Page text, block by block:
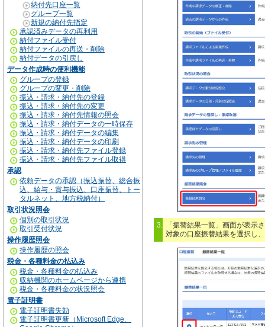
納付先口座一覧
グループ一覧
新規の納付先指定
承認済みデータの再利用
納付ファイル受付
納付ファイルの再送・削除
納付データの引戻し
データ作成時の便利機能
グループの登録
グループの変更・削除
振込・請求・納付先の登録
振込・請求・納付先の変更
振込・請求・納付先情報の照会
振込・請求・納付データの一時保存
振込・請求・納付データの編集
振込・請求・納付データの印刷
振込・請求・納付先ファイル登録
振込・請求・納付先ファイル取得
承認
依頼データの承認（振込振替、総合振
込、給与・賞与振込、口座振替、トー
タルネット、地方税納付）
取引状況照会
個別の取引状況
取引受付状況
操作履歴照会
操作履歴の照会
税金・各種料金の払込み
税金・各種料金の払込み
収納機関のホームページから連携
税金・各種料金の状況照会
電子証明書
電子証明書失効
電子証明書更新（Microsoft Edge、
3.
「振替結果一覧」画面が表示
対象の口座振替結果を選択し